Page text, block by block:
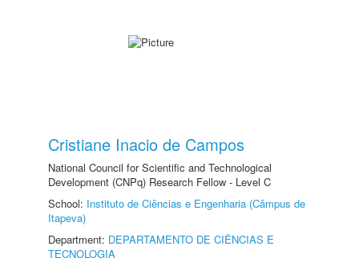
Cristiane Inacio de Campos
National Council for Scientific and Technological
Development (CNPq) Research Fellow - Level C
School: Instituto de Ciências e Engenharia (Câmpus de
Itapeva)
Department: DEPARTAMENTO DE CIÊNCIAS E
TECNOLOGIA